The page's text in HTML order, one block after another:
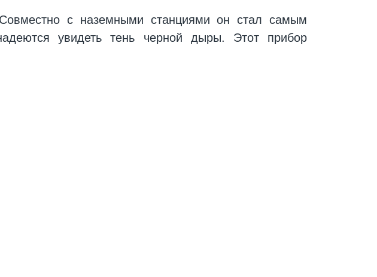
с наземными станциями он стал самым
увидеть тень черной дыры. Этот прибор